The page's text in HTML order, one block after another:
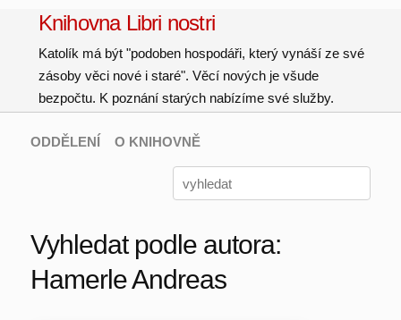
Knihovna Libri nostri
Katolík má být "podoben hospodáři, který vynáší ze své
zásoby věci nové i staré". Věcí nových je všude
bezpočtu. K poznání starých nabízíme své služby.
ODDĚLENÍ O KNIHOVNĚ
Vyhledat podle autora:
Hamerle Andreas